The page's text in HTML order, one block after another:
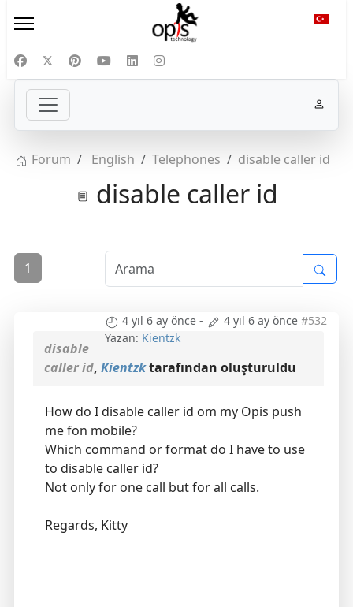
Forum English Telephones disable caller id
disable caller id
1
4 yıl 6 ay önce - 4 yıl 6 ay önce #532
Yazan: Kientzk
disable
caller id, Kientzktarafından oluşturuldu
How do I disable caller id om my Opis push
me fon mobile?
Which command or format do I have to use
to disable caller id?
Not only for one call but for all calls.
Regards, Kitty